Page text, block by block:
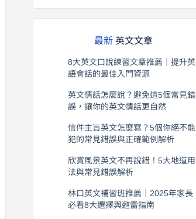
最新英文文章
8大英文口說練習文章推薦｜提升英
語會話的最佳入門資源
英文情話怎麼說？避免這5個常見錯
誤，讓你的英文情話更自然
信件主旨英文怎麼寫？5個你絕不能
犯的常見錯誤與正確範例解析
欣賞風景英文不再說錯！5大地道用
法與常見錯誤解析
林口英文補習班推薦｜2025年家長
必看8大選擇與避雷指南